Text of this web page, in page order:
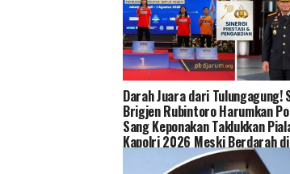
Darah Juara dari Tulungagung!
Brigjen Rubintoro Harumkan
Sang Keponakan Taklukkan
Kapolri 2026 Meski Berdarah di